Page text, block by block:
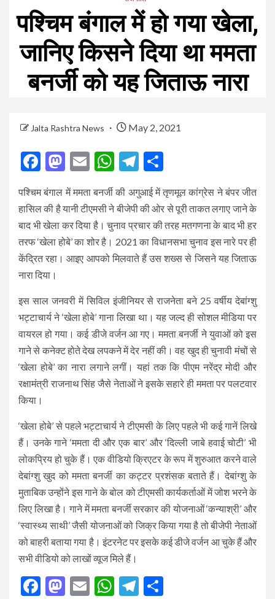
पश्चिम बंगाल में हो गया खेला,
जानिए किसने दिया था ममता
बनर्जी को यह जिताऊ नारा
Jalta Rashtra News May 2, 2021
Facebook
Mastodon
EmailWhatsApp
Telegram
पश्चिम बंगाल में ममता बनर्जी की अगुआई में तृणमूल कांग्रेस ने बंपर जीत
हासिल की है यानी टीएमसी ने बीजेपी की ओर से पूरी ताकत लगाए जाने के
बाद भी खेला कर दिया है। चुनाव प्रचार की तरह मतगणना के बाद भी हर
तरफ ‘खेला होबे’ का शोर है। 2021 का विधानसभा चुनाव इस नारे पर ही
केंद्रित रहा। आइए आपको मिलवाते हैं उस शख्स से जिसने यह जिताऊ
नारा दिया।
इस साल जनवरी में सिविल इंजीनियर से राजनेता बने 25 वर्षीय देबांग्शु
भट्टाचार्य ने ‘खेला होबे’ गाना लिखा था। यह जल्द ही सोशल मीडिया पर
वायरल हो गया। कई डीजे वर्जन आ गए। ममता बनर्जी ने युवाओं को इस
गाने से कनेक्ट होते देख लपकने में देर नहीं की। वह खुद ही चुनावी मंचों से
‘खेला होबे’ का नारा लगाने लगीं। यहां तक कि पीएम नरेंद्र मोदी और
रक्षामंत्री राजनाथ सिंह जैसे नेताओं ने इसके सहारे ही ममता पर पलटवार
किया।
‘खेला होबे’ से पहले भट्टाचार्य ने टीएमसी के लिए पहले भी कई गानें लिखे
हैं। उनके गाने ‘ममता दी और एक बार’ और ‘दिल्ली जाबे हवाई चोटी’ भी
लोकप्रिय हो चुके हैं। एक वीडियो क्रिएटर के रूप में शुरुआत करने वाले
देबांग्शु खुद को ममता बनर्जी का कट्टर प्रशंसक बताते हैं। देबांग्शु के
मुताबिक उन्होंने इस गाने के बोल को टीएमसी कार्यकर्ताओं में जोश भरने के
लिए लिखा है। गाने में ममता बनर्जी सरकार की योजनाओं ‘कन्याश्री’ और
‘स्वास्थ्य साथी’ जैसी योजनाओं को जिक्र किया गया है तो बीजेपी नेताओं
को बाहरी बताया गया है। इंटरनेट पर इसके कई डीजे वर्जन आ चुके हैं और
सभी वीडियो को लाखों व्यूज मिले हैं।
Facebook
Mastodon
EmailWhatsApp
Telegram